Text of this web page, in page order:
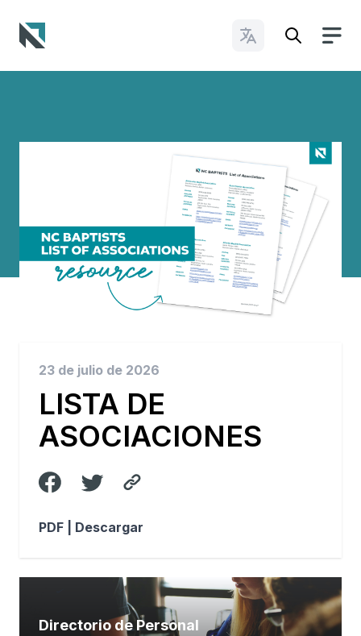
Cambiar idioma
23 de julio de 2026
LISTA DE
ASOCIACIONES
PDF | Descargar
Directorio de Personal